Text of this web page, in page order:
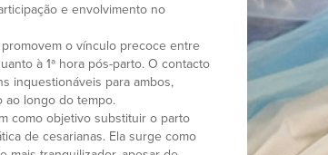
e envolvimento no
o vínculo precoce entre
à 1ª hora pós-parto. O contacto
inquestionáveis para ambos,
ao longo do tempo.
como objetivo substituir o parto
de cesarianas. Ela surge como